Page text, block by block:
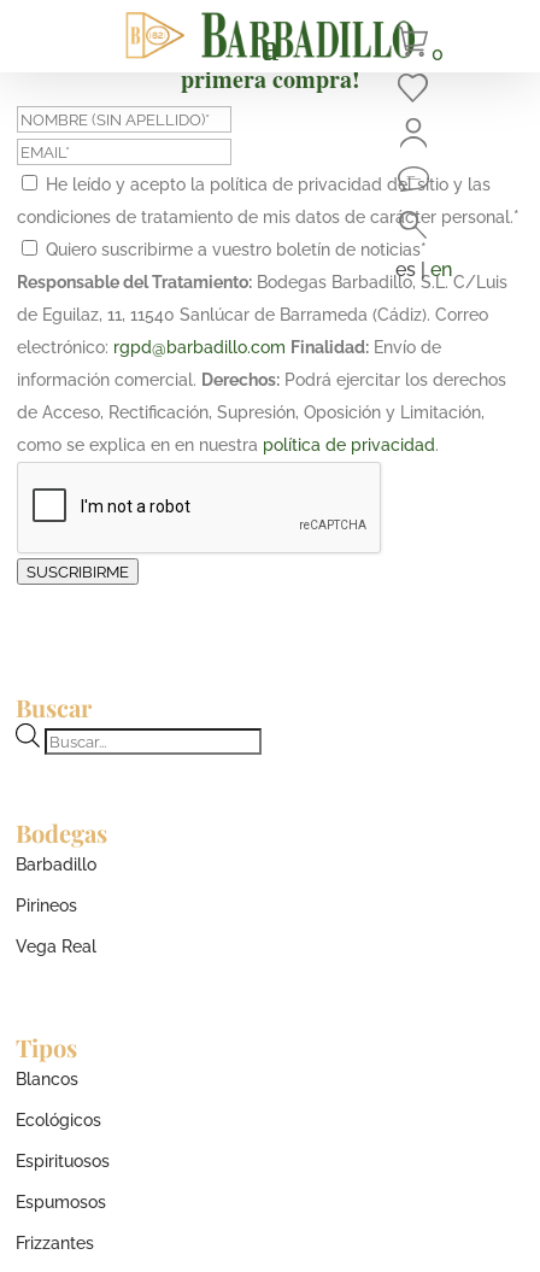
¡Suscríbete y obtén un 10% de descuento en tu
primera compra!
He leído y acepto la política de privacidad del sitio y las
condiciones de tratamiento de mis datos de carácter personal.*
Quiero suscribirme a vuestro boletín de noticias*
Responsable del Tratamiento: Bodegas Barbadillo, S.L. C/Luis
de Eguilaz, 11, 11540 Sanlúcar de Barrameda (Cádiz). Correo
electrónico: rgpd@barbadillo.com Finalidad: Envío de
información comercial. Derechos: Podrá ejercitar los derechos
de Acceso, Rectificación, Supresión, Oposición y Limitación,
como se explica en en nuestra política de privacidad.
SUSCRIBIRME
0
es |en
Buscar
Búsqueda
Bodegas
Barbadillo
Pirineos
Vega Real
Tipos
Blancos
Ecológicos
Espirituosos
Espumosos
Frizzantes